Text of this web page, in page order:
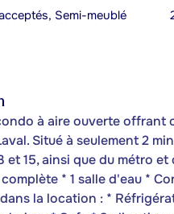
Semi-meublé
à aire ouverte offrant
Situé à seulement 2
et 15, ainsi que du métro
* 1 salle d'eau *
la location : *